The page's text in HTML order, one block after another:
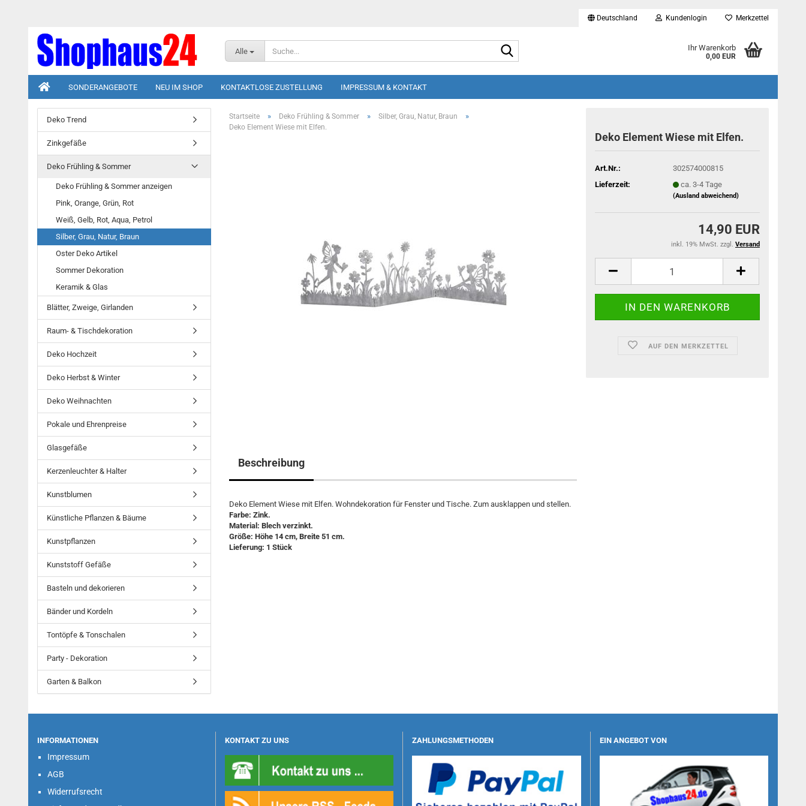
Deutschland Kundenlogin Merkzettel
Alle Ihr Warenkorb
0,00 EUR
SONDERANGEBOTE NEU IM SHOP KONTAKTLOSE ZUSTELLUNG IMPRESSUM & KONTAKT
Startseite » Deko Frühling & Sommer » Silber, Grau, Natur, Braun »
Deko Element Wiese mit Elfen.
Deko Element Wiese mit Elfen.
Art.Nr.:
302574000815
Lieferzeit:
ca. 3-4 Tage
(Ausland abweichend)
14,90 EUR
inkl. 19% MwSt. zzgl. Versand
AUF DEN MERKZETTEL
Beschreibung
Deko Element Wiese mit Elfen. Wohndekoration für Fenster und Tische. Zum ausklappen und stellen.
Farbe: Zink.
Material: Blech verzinkt.
Größe: Höhe 14 cm, Breite 51 cm.
Lieferung: 1 Stück
Deko Trend
Zinkgefäße
Deko Frühling & Sommer
Deko Frühling & Sommer anzeigen
Pink, Orange, Grün, Rot
Weiß, Gelb, Rot, Aqua, Petrol
Silber, Grau, Natur, Braun
Oster Deko Artikel
Sommer Dekoration
Keramik & Glas
Blätter, Zweige, Girlanden
Raum- & Tischdekoration
Deko Hochzeit
Deko Herbst & Winter
Deko Weihnachten
Pokale und Ehrenpreise
Glasgefäße
Kerzenleuchter & Halter
Kunstblumen
Künstliche Pflanzen & Bäume
Kunstpflanzen
Kunststoff Gefäße
Basteln und dekorieren
Bänder und Kordeln
Tontöpfe & Tonschalen
Party - Dekoration
Garten & Balkon
INFORMATIONEN
Impressum
AGB
Widerrufsrecht
KONTAKT ZU UNS ZAHLUNGSMETHODEN EIN ANGEBOT VON